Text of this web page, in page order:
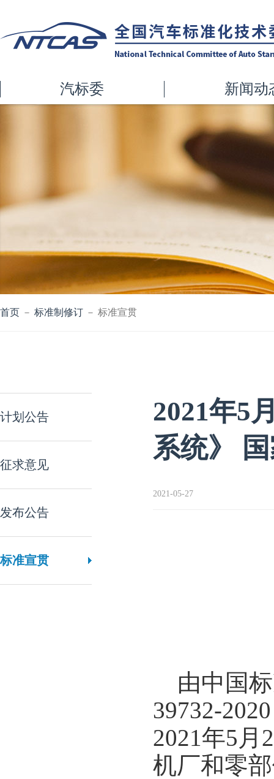
汽标委 新闻动
首页 － 标准制修订 － 标准宣贯
计划公告
征求意见
发布公告
标准宣贯
2021年5
系统》
2021-05-27
由中国标
39732-
2021年5月
机厂和零